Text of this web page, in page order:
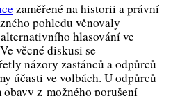
zaměřené na historii a právní
pohledu věnovaly
hlasování ve
věcné diskusi se
názory zastánců a odpůrců
účasti ve volbách. U odpůrců
z možného porušení